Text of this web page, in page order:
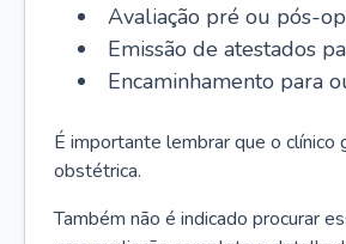
Avaliação pré ou pós-
Emissão de atestados
Encaminhamento para
É importante lembrar que o clínico
obstétrica.
Também não é indicado procurar